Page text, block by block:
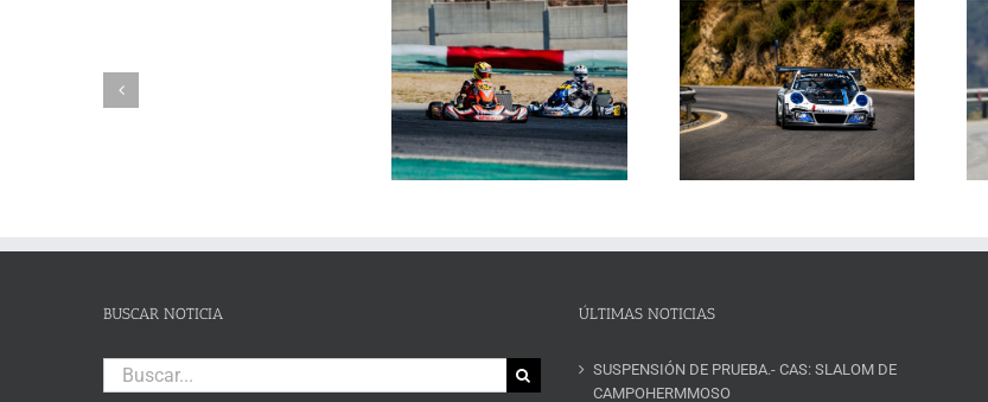
Humberto Janssens conquista la
Subida al Cerro de los Cañones
de Lanjarón 2026 en un brillante
fin de semana de automovilismo
La Subida al Cerro de los
Cañones levanta hoy el telón con
un cartel de lujo
BUSCAR NOTICIA
Buscar:
ÚLTIMAS NOTICIAS
SUSPENSIÓN DE PRUEBA.- CAS: SLALOM DE
CAMPOHERMMOSO